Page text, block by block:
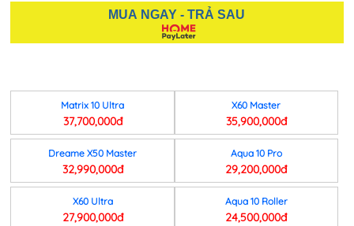
MUA NGAY - TRẢ SAU
Matrix 10 Ultra
37,700,000đ
X60 Master
35,900,000đ
Dreame X50 Master
32,990,000đ
Aqua 10 Pro
29,200,000đ
X60 Ultra
27,900,000đ
Aqua 10 Roller
24,500,000đ